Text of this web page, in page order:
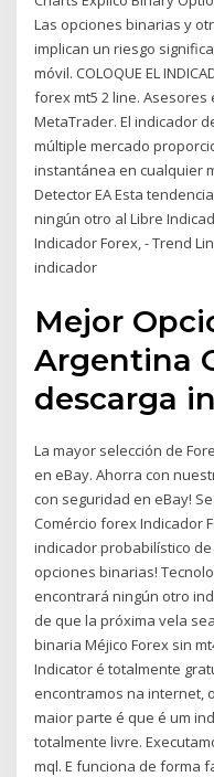
Las opciones binarias y
implican un riesgo
móvil. COLOQUE EL
forex mt5 2 line. Asesores
MetaTrader. El indicador
múltiple mercado
instantánea en cualquier
Detector EA Esta
ningún otro al Libre
Indicador Forex, - Trend
indicador
Mejor
Argentina
descarga
La mayor selección de
en eBay. Ahorra con
con seguridad en eBay!
Comércio forex Indicador
indicador probabilístico
opciones binarias!
encontrará ningún otro
de que la próxima vela
binaria Méjico Forex sin
Indicator é totalmente
encontramos na internet,
maior parte é que é um
totalmente livre.
mql. E funciona de forma